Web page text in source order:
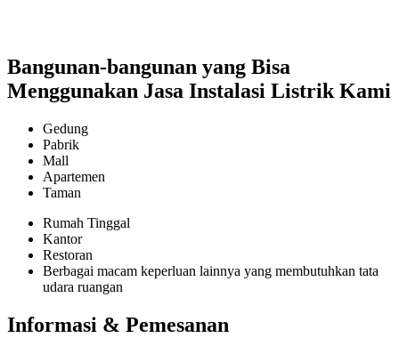
Bangunan-bangunan yang Bisa
Menggunakan Jasa Instalasi Listrik Kami
Gedung
Pabrik
Mall
Apartemen
Taman
Rumah Tinggal
Kantor
Restoran
Berbagai macam keperluan lainnya yang membutuhkan tata
udara ruangan
Informasi & Pemesanan